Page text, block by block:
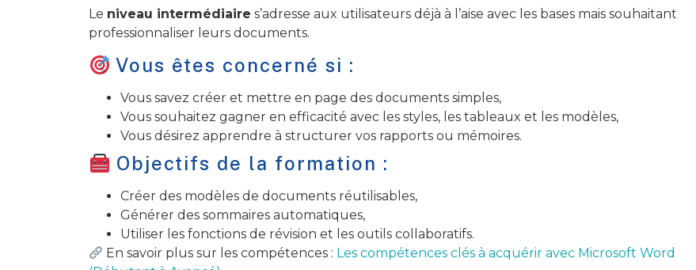
Le niveau intermédiaire s’adresse aux utilisateurs déjà à l’aise avec les bases mais souhaitant
professionnaliser leurs documents.
Vous êtes concerné si :
Vous savez créer et mettre en page des documents simples,
Vous souhaitez gagner en efficacité avec les styles, les tableaux et les modèles,
Vous désirez apprendre à structurer vos rapports ou mémoires.
Objectifs de la formation :
Créer des modèles de documents réutilisables,
Générer des sommaires automatiques,
Utiliser les fonctions de révision et les outils collaboratifs.
En savoir plus sur les compétences : Les compétences clés à acquérir avec Microsoft Word